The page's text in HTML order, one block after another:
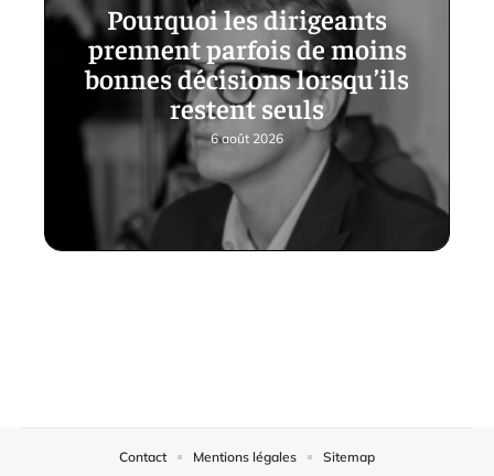
Pourquoi les dirigeants
prennent parfois de moins
bonnes décisions lorsqu’ils
restent seuls
6 août 2026
Contact Mentions légales Sitemap